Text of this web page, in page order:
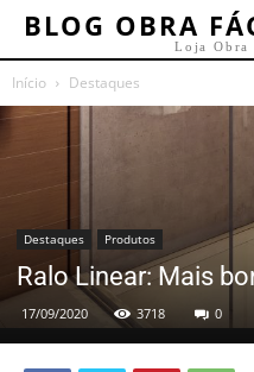
BLOG OBRA
Loja Obra
Início Destaques
Destaques Produtos
Ralo Linear: Mais
17/09/2020 3718 0